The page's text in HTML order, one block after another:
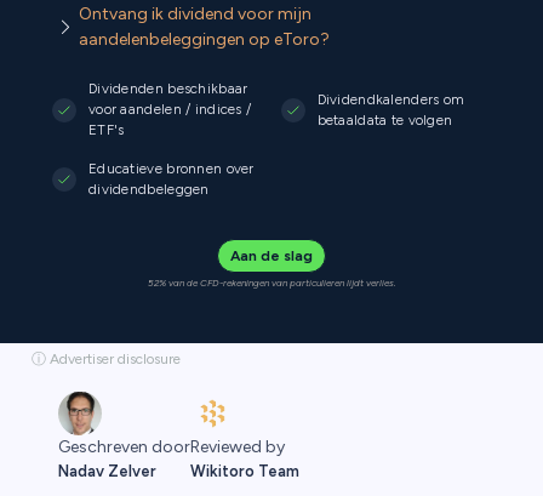
Ontvang ik dividend voor mijn
aandelenbeleggingen op eToro?
Dividenden beschikbaar
voor aandelen / indices /
ETF's
Dividendkalenders om
betaaldata te volgen
Educatieve bronnen over
dividendbeleggen
Aan de slag
52% van de CFD-rekeningen van particulieren lijdt verlies.
ⓘ Advertiser disclosure
Geschreven door
Nadav Zelver
Reviewed by
Wikitoro Team